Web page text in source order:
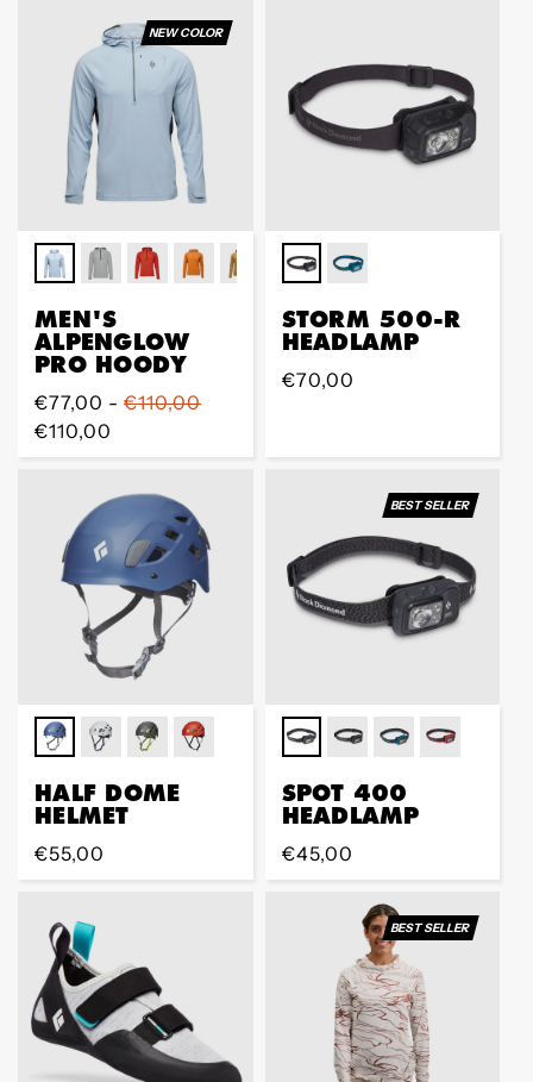
NEW COLOR
MEN'S
ALPENGLOW
PRO HOODY
Regular
Preis
€77,00 - €110,00
€110,00
STORM 500-R
HEADLAMP
Regular
€70,00
HALF DOME
HELMET
Regular
Preis
€55,00
BEST SELLER
SPOT 400
HEADLAMP
Regular
Preis
€45,00
BEST SELLER